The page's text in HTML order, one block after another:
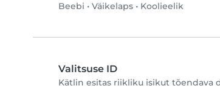
Beebi • Väikelaps • Koolieelik
Valitsuse ID
Kätlin esitas riikliku isikut